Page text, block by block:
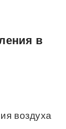
в
воздуха